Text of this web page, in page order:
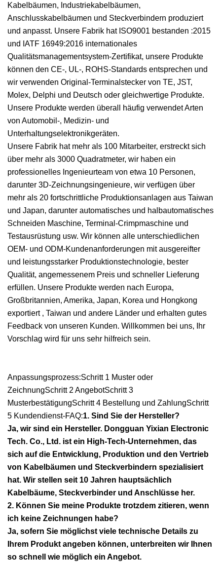
Kabelbäumen, Industriekabelbäumen,
Anschlusskabelbäumen und Steckverbindern produziert
und anpasst. Unsere Fabrik hat ISO9001 bestanden :2015
und IATF 16949:2016 internationales
Qualitätsmanagementsystem-Zertifikat, unsere Produkte
können den CE-, UL-, ROHS-Standards entsprechen und
wir verwenden Original-Terminalstecker von TE, JST,
Molex, Delphi und Deutsch oder gleichwertige Produkte.
Unsere Produkte werden überall häufig verwendet Arten
von Automobil-, Medizin- und
Unterhaltungselektronikgeräten.
Unsere Fabrik hat mehr als 100 Mitarbeiter, erstreckt sich
über mehr als 3000 Quadratmeter, wir haben ein
professionelles Ingenieurteam von etwa 10 Personen,
darunter 3D-Zeichnungsingenieure, wir verfügen über
mehr als 20 fortschrittliche Produktionsanlagen aus Taiwan
und Japan, darunter automatisches und halbautomatisches
Schneiden Maschine, Terminal-Crimpmaschine und
Testausrüstung usw. Wir können alle unterschiedlichen
OEM- und ODM-Kundenanforderungen mit ausgereifter
und leistungsstarker Produktionstechnologie, bester
Qualität, angemessenem Preis und schneller Lieferung
erfüllen. Unsere Produkte werden nach Europa,
Großbritannien, Amerika, Japan, Korea und Hongkong
exportiert , Taiwan und andere Länder und erhalten gutes
Feedback von unseren Kunden. Willkommen bei uns, Ihr
Vorschlag wird für uns sehr hilfreich sein.
Anpassungsprozess:Schritt 1 Muster oder
ZeichnungSchritt 2 AngebotSchritt 3
MusterbestätigungSchritt 4 Bestellung und ZahlungSchritt
5 Kundendienst-FAQ:1. Sind Sie der Hersteller?
Ja, wir sind ein Hersteller. Dongguan Yixian Electronic
Tech. Co., Ltd. ist ein High-Tech-Unternehmen, das
sich auf die Entwicklung, Produktion und den Vertrieb
von Kabelbäumen und Steckverbindern spezialisiert
hat. Wir stellen seit 10 Jahren hauptsächlich
Kabelbäume, Steckverbinder und Anschlüsse her.
2. Können Sie meine Produkte trotzdem zitieren, wenn
ich keine Zeichnungen habe?
Ja, sofern Sie möglichst viele technische Details zu
Ihrem Produkt angeben können, unterbreiten wir Ihnen
so schnell wie möglich ein Angebot.